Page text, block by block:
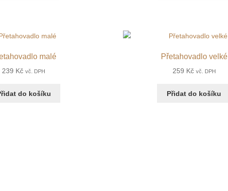
malé
239 Kč vč. DPH
do košíku
Přetahovadlo velké
259 Kč vč. DPH
Přidat do košíku